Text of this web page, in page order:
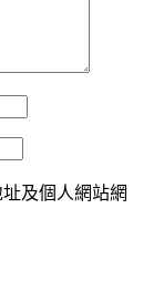
及個人網站網